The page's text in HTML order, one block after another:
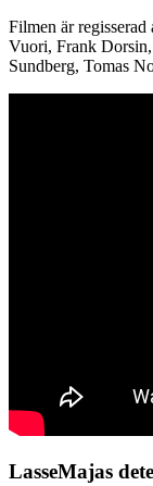
Filmen är
Vuori, Frank
Sundberg, Tomas
LasseMajas